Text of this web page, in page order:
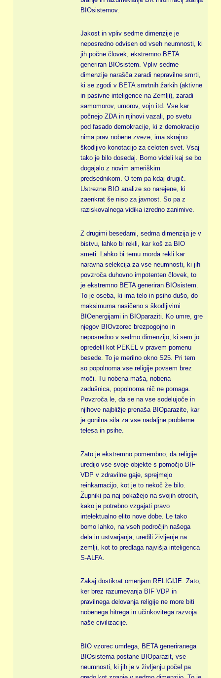
BIOsistemov.
Jakost in vpliv sedme dimenzije je
neposredno odvisen od vseh neumnosti, ki
jih počne človek, ekstremno BETA
generiran BIOsistem. Vpliv sedme
dimenzije narašča zaradi nepravilne smrti,
ki se zgodi v BETA smrtnih žarkih (aktivne
in pasivne inteligence na Zemlji), zaradi
samomorov, umorov, vojn itd. Vse kar
počnejo ZDA in njihovi vazali, po svetu
pod fasado demokracije, ki z demokracijo
nima prav nobene zveze, ima skrajno
škodljivo konotacijo za celoten svet. Vsaj
tako je bilo dosedaj. Bomo videli kaj se bo
dogajalo z novim ameriškim
predsednikom. O tem pa kdaj drugič.
Ustrezne BIO analize so narejene, ki
zaenkrat še niso za javnost. So pa z
raziskovalnega vidika izredno zanimive.
Z drugimi besedami, sedma dimenzija je v
bistvu, lahko bi rekli, kar koš za BIO
smeti. Lahko bi temu morda rekli kar
naravna selekcija za vse neumnosti, ki jih
povzroča duhovno impotenten človek, to
je ekstremno BETA generiran BIOsistem.
To je oseba, ki ima telo in psiho-dušo, do
maksimuma nasičeno s škodljivimi
BIOenergijami in BIOparaziti. Ko umre, gre
njegov BIOvzorec brezpogojno in
neposredno v sedmo dimenzijo, ki sem jo
opredelil kot PEKEL v pravem pomenu
besede. To je merilno okno S25. Pri tem
so popolnoma vse religije povsem brez
moči. Tu nobena maša, nobena
zadušnica, popolnoma nič ne pomaga.
Povzroča le, da se na vse sodelujoče in
njihove najbližje prenaša BIOparazite, kar
je gonilna sila za vse nadaljne probleme
telesa in psihe.
Zato je ekstremno pomembno, da religije
uredijo vse svoje objekte s pomočjo BIF
VDP v zdravilne gaje, sprejmejo
reinkarnacijo, kot je to nekoč že bilo.
Župniki pa naj pokažejo na svojih otrocih,
kako je potrebno vzgajati pravo
intelektualno elito nove dobe. Le tako
bomo lahko, na vseh področjih našega
dela in ustvarjanja, uredili življenje na
zemlji, kot to predlaga najvišja inteligenca
S-ALFA.
Zakaj dostikrat omenjam RELIGIJE. Zato,
ker brez razumevanja BIF VDP in
pravilnega delovanja religije ne more biti
nobenega hitrega in učinkovitega razvoja
naše civilizacije.
BIO vzorec umrlega, BETA generiranega
BIOsistema postane BIOparazit, vse
neumnosti, ki jih je v življenju počel pa